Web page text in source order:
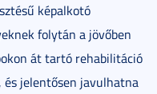
képalkotó
folytán a jövőben
át tartó rehabilitáció
és jelentősen javulhatna